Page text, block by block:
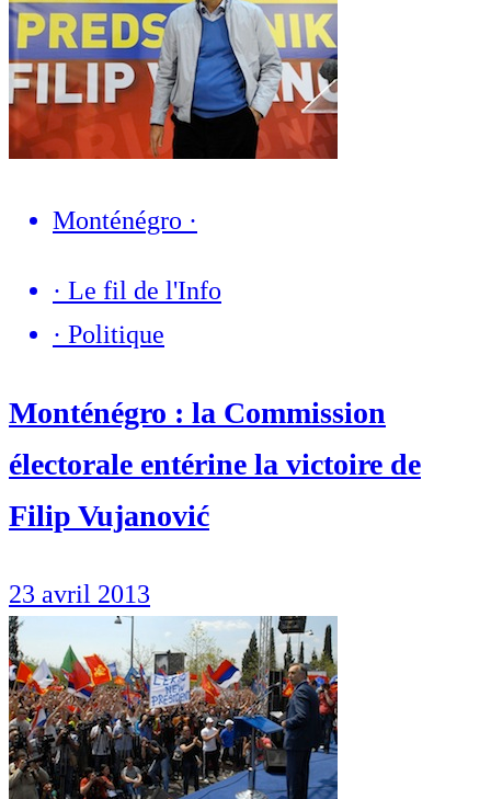
Monténégro ·
· Le fil de l'Info
· Politique
Monténégro : la Commission
électorale entérine la victoire de
Filip Vujanović
23 avril 2013